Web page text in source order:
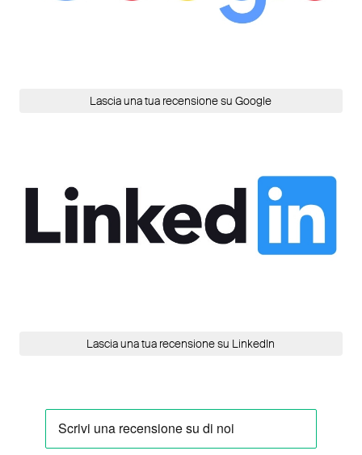
Lascia una tua recensione su Google
Lascia una tua recensione su LinkedIn